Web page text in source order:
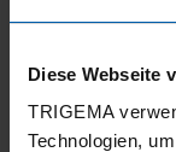
Diese Webseite
TRIGEMA
Technologien,